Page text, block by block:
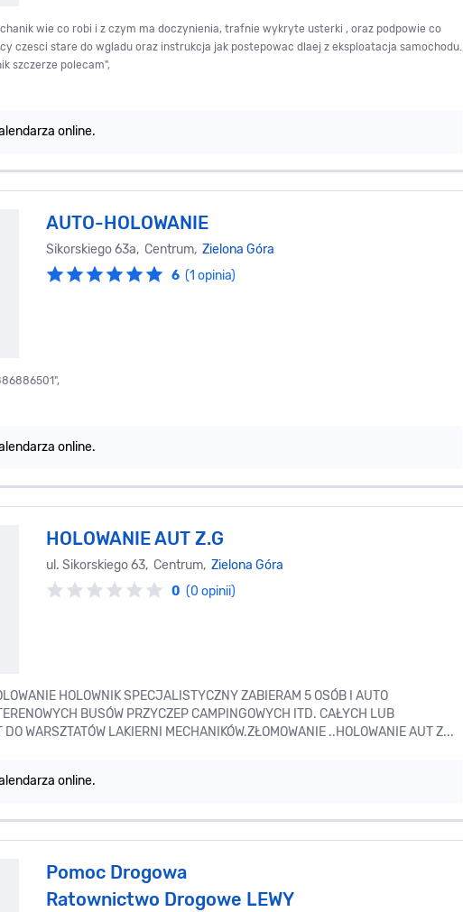
wie co robi i z czym ma doczynienia, trafnie wykryte usterki , oraz podpowie co
czesci stare do wgladu oraz instrukcja jak postepowac dlaej z eksploatacja samochodu.
szczerze polecam",
online.
AUTO-HOLOWANIE
Sikorskiego 63a, Centrum, Zielona Góra
6 (1 opinia)
online.
HOLOWANIE AUT Z.G
ul. Sikorskiego 63, Centrum, Zielona Góra
0 (0 opinii)
HOLOWNIK SPECJALISTYCZNY ZABIERAM 5 OSÓB I AUTO
BUSÓW PRZYCZEP CAMPINGOWYCH ITD. CAŁYCH LUB
WARSZTATÓW LAKIERNI MECHANIKÓW.ZŁOMOWANIE ..HOLOWANIE AUT Z...
online.
Pomoc Drogowa
Ratownictwo Drogowe LEWY